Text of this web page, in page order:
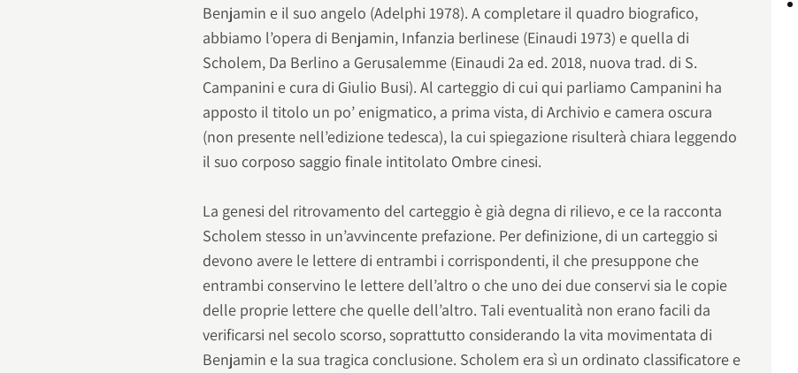
Benjamin e il suo angelo (Adelphi 1978). A completare il quadro biografico,
abbiamo l’opera di Benjamin, Infanzia berlinese (Einaudi 1973) e quella di
Scholem, Da Berlino a Gerusalemme (Einaudi 2a ed. 2018, nuova trad. di S.
Campanini e cura di Giulio Busi). Al carteggio di cui qui parliamo Campanini ha
apposto il titolo un po’ enigmatico, a prima vista, di Archivio e camera oscura
(non presente nell’edizione tedesca), la cui spiegazione risulterà chiara leggendo
il suo corposo saggio finale intitolato Ombre cinesi.
La genesi del ritrovamento del carteggio è già degna di rilievo, e ce la racconta
Scholem stesso in un’avvincente prefazione. Per definizione, di un carteggio si
devono avere le lettere di entrambi i corrispondenti, il che presuppone che
entrambi conservino le lettere dell’altro o che uno dei due conservi sia le copie
delle proprie lettere che quelle dell’altro. Tali eventualità non erano facili da
verificarsi nel secolo scorso, soprattutto considerando la vita movimentata di
Benjamin e la sua tragica conclusione. Scholem era sì un ordinato classificatore e